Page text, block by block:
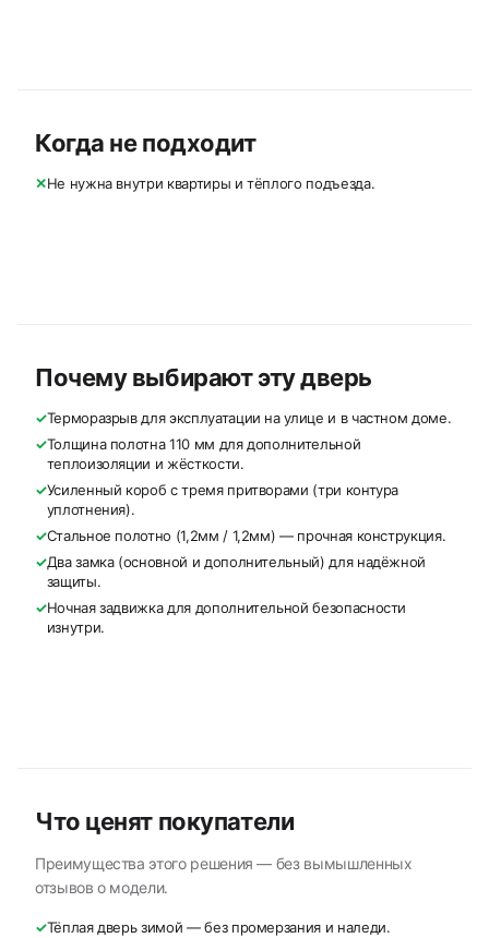
Когда не подходит
✕Не нужна внутри квартиры и тёплого подъезда.
Почему выбирают эту дверь
✓Терморазрыв для эксплуатации на улице и в частном доме.
✓Толщина полотна 110 мм для дополнительной
теплоизоляции и жёсткости.
✓Усиленный короб с тремя притворами (три контура
уплотнения).
✓Стальное полотно (1,2мм / 1,2мм) — прочная конструкция.
✓Два замка (основной и дополнительный) для надёжной
защиты.
✓Ночная задвижка для дополнительной безопасности
изнутри.
Что ценят покупатели
Преимущества этого решения — без вымышленных
отзывов о модели.
✓Тёплая дверь зимой — без промерзания и наледи.